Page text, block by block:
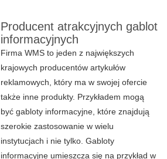
Producent atrakcyjnych gablot
informacyjnych
Firma WMS to jeden z największych
krajowych producentów artykułów
reklamowych, który ma w swojej ofercie
także inne produkty. Przykładem mogą
być gabloty informacyjne, które znajdują
szerokie zastosowanie w wielu
instytucjach i nie tylko. Gabloty
informacyjne umieszcza się na przykład w